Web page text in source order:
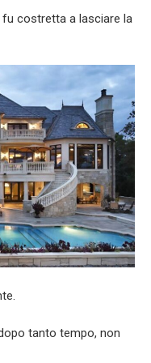
costretta a lasciare la
tanto tempo, non